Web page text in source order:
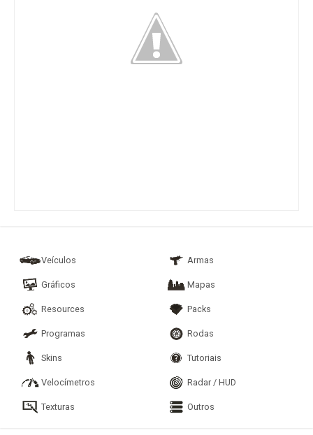
Veículos Armas
Gráficos Mapas
Resources Packs
Programas Rodas
Skins Tutoriais
Velocímetros Radar / HUD
Texturas Outros